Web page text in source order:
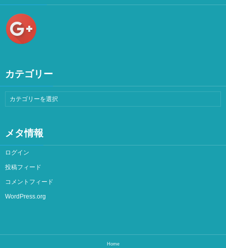
カテゴリー
メタ情報
ログイン
投稿フィード
コメントフィード
WordPress.org
Home